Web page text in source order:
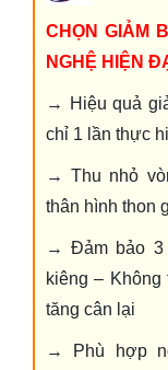
CHỌN GIẢM
NGHỆ HIỆN
→ Hiệu quả
chỉ 1 lần thực
→ Thu nhỏ
thân hình thon
→ Đảm bảo 3
kiêng –
tăng cân lại
→ Phù hợp